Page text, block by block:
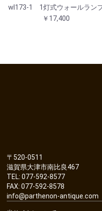
wl173-1 1灯式ウォールラン
￥17,400
〒520-0511
滋賀県大津市南比良467
TEL: 077-592-8577
FAX: 077-592-8578
info@parthenon-antique.com